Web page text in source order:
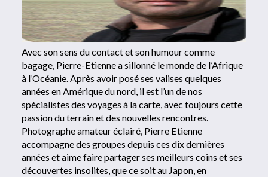
Avec son sens du contact et son humour comme
bagage, Pierre-Etienne a sillonné le monde de l’Afrique
à l’Océanie. Après avoir posé ses valises quelques
années en Amérique du nord, il est l’un de nos
spécialistes des voyages à la carte, avec toujours cette
passion du terrain et des nouvelles rencontres.
Photographe amateur éclairé, Pierre Etienne
accompagne des groupes depuis ces dix dernières
années et aime faire partager ses meilleurs coins et ses
découvertes insolites, que ce soit au Japon, en